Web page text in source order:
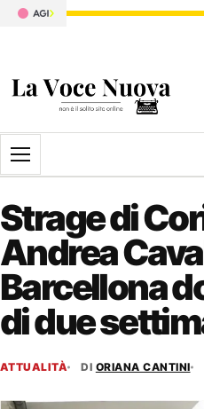
Apri il menu
Strage di
Andrea
Barcellona
di due
ATTUALITÀ DI ORIANA CANTINI